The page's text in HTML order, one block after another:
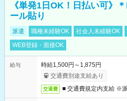
《単発1日OK！日払い可》
ール貼り
派遣 職種未経験OK 社会人未経験OK
WEB登録・面接OK
給与
時給1,500円～1,875円
交通費別途支給あり
交通費 ■ 交通費規定内支給 ※